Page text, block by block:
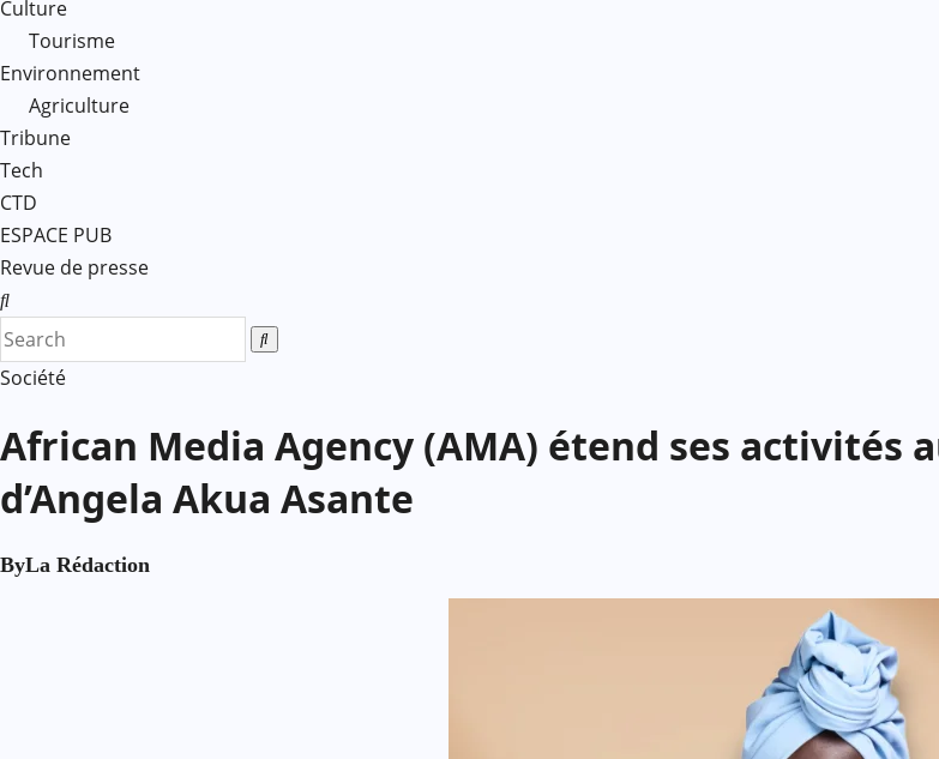
Culture
Tourisme
Environnement
Agriculture
Tribune
Tech
CTD
ESPACE PUB
Revue de presse
Société
African Media Agency (AMA) étend ses activités
d’Angela Akua Asante
ByLa Rédaction